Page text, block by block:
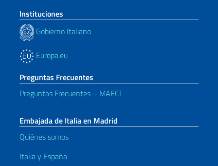
Instituciones
Gobierno Italiano
Europa.eu
Preguntas Frecuentes
Preguntas Frecuentes – MAECI
Embajada de Italia en Madrid
Quiénes somos
Italia y España